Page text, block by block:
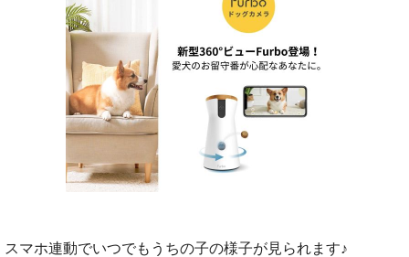
スマホ連動でいつでもうちの子の様子が見られます♪